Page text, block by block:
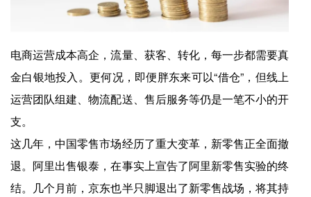
电商运营成本高企，流量、获客、转化，每一步都需要真
金白银地投入。更何况，即便胖东来可以“借仓”，但线上
运营团队组建、物流配送、售后服务等仍是一笔不小的开
支。
这几年，中国零售市场经历了重大变革，新零售正全面撤
退。阿里出售银泰，在事实上宣告了阿里新零售实验的终
结。几个月前，京东也半只脚退出了新零售战场，将其持